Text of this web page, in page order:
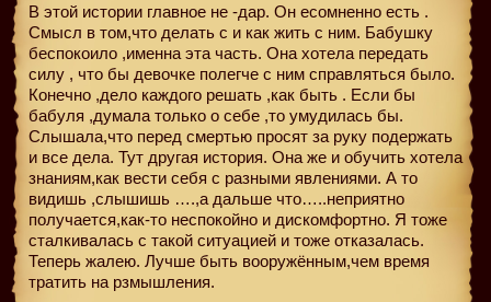
В этой истории главное не -дар. Он есомненно есть .
Смысл в том,что делать с и как жить с ним. Бабушку
беспокоило ,именна эта часть. Она хотела передать
силу , что бы девочке полегче с ним справляться было.
Конечно ,дело каждого решать ,как быть . Если бы
бабуля ,думала только о себе ,то умудилась бы.
Слышала,что перед смертью просят за руку подержать
и все дела. Тут другая история. Она же и обучить хотела
знаниям,как вести себя с разными явлениями. А то
видишь ,слышишь ….,а дальше что…..неприятно
получается,как-то неспокойно и дискомфортно. Я тоже
сталкивалась с такой ситуацией и тоже отказалась.
Теперь жалею. Лучше быть вооружённым,чем время
тратить на рзмышления.